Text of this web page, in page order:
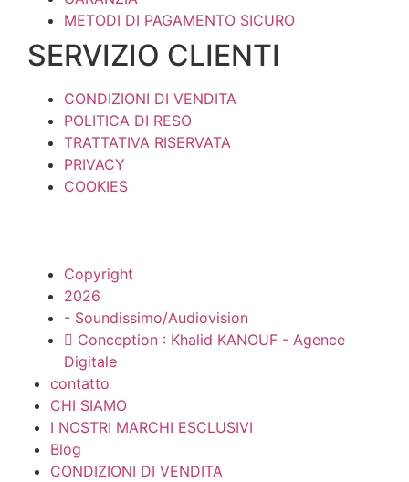
METODI DI PAGAMENTO SICURO
SERVIZIO CLIENTI
CONDIZIONI DI VENDITA
POLITICA DI RESO
TRATTATIVA RISERVATA
PRIVACY
COOKIES
Copyright
2026
- Soundissimo/Audiovision
Conception : Khalid KANOUF - Agence
Digitale
contatto
CHI SIAMO
I NOSTRI MARCHI ESCLUSIVI
Blog
CONDIZIONI DI VENDITA